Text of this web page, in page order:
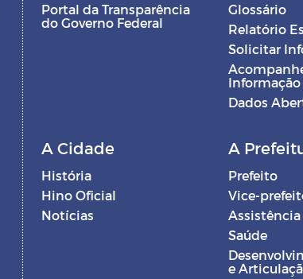
Portal da Transparência
do Governo Federal
Glossário
Relatório
Solicitar
Informação
Dados
A Cidade
História
Hino Oficial
Notícias
A
Prefeito
Vice-
Assistência
Saúde
e